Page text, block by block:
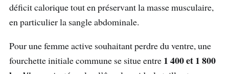
déficit calorique tout en préservant la masse musculaire,
en particulier la sangle abdominale.
Pour une femme active souhaitant perdre du ventre, une
fourchette initiale commune se situe entre 1 400 et 1 800